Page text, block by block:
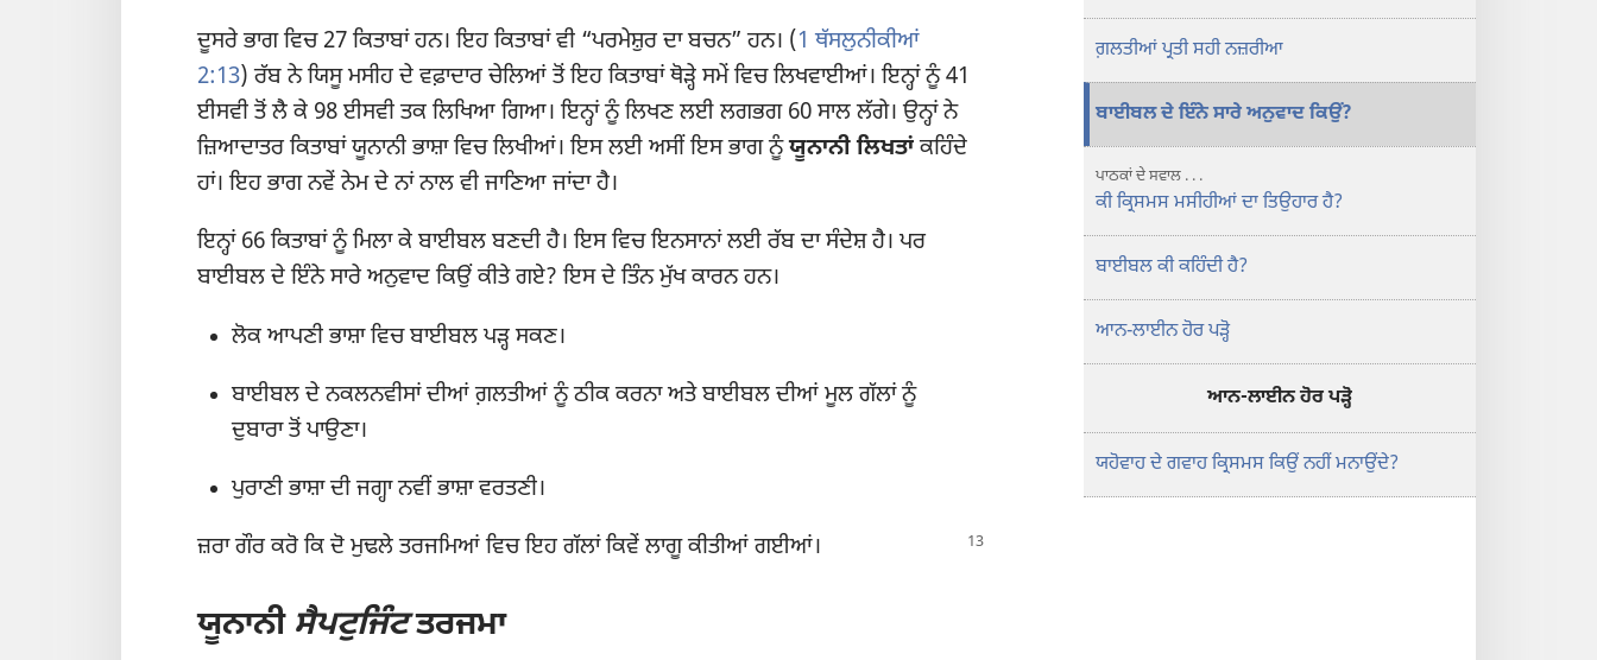
ਦੂਸਰੇ ਭਾਗ ਵਿਚ 27 ਕਿਤਾਬਾਂ ਹਨ। ਇਹ ਕਿਤਾਬਾਂ ਵੀ “ਪਰਮੇਸ਼ੁਰ ਦਾ ਬਚਨ” ਹਨ। (1 ਥੱਸਲੁਨੀਕੀਆਂ
2:13) ਰੱਬ ਨੇ ਯਿਸੂ ਮਸੀਹ ਦੇ ਵਫ਼ਾਦਾਰ ਚੇਲਿਆਂ ਤੋਂ ਇਹ ਕਿਤਾਬਾਂ ਥੋੜ੍ਹੇ ਸਮੇਂ ਵਿਚ ਲਿਖਵਾਈਆਂ। ਇਨ੍ਹਾਂ ਨੂੰ 41
ਈਸਵੀ ਤੋਂ ਲੈ ਕੇ 98 ਈਸਵੀ ਤਕ ਲਿਖਿਆ ਗਿਆ। ਇਨ੍ਹਾਂ ਨੂੰ ਲਿਖਣ ਲਈ ਲਗਭਗ 60 ਸਾਲ ਲੱਗੇ। ਉਨ੍ਹਾਂ ਨੇ
ਜ਼ਿਆਦਾਤਰ ਕਿਤਾਬਾਂ ਯੂਨਾਨੀ ਭਾਸ਼ਾ ਵਿਚ ਲਿਖੀਆਂ। ਇਸ ਲਈ ਅਸੀਂ ਇਸ ਭਾਗ ਨੂੰਯੂਨਾਨੀ ਲਿਖਤਾਂਕਹਿੰਦੇ
ਹਾਂ। ਇਹ ਭਾਗ ਨਵੇਂ ਨੇਮ ਦੇ ਨਾਂ ਨਾਲ ਵੀ ਜਾਣਿਆ ਜਾਂਦਾ ਹੈ।
ਇਨ੍ਹਾਂ 66 ਕਿਤਾਬਾਂ ਨੂੰ ਮਿਲਾ ਕੇ ਬਾਈਬਲ ਬਣਦੀ ਹੈ। ਇਸ ਵਿਚ ਇਨਸਾਨਾਂ ਲਈ ਰੱਬ ਦਾ ਸੰਦੇਸ਼ ਹੈ। ਪਰ
ਬਾਈਬਲ ਦੇ ਇੰਨੇ ਸਾਰੇ ਅਨੁਵਾਦ ਕਿਉਂ ਕੀਤੇ ਗਏ? ਇਸ ਦੇ ਤਿੰਨ ਮੁੱਖ ਕਾਰਨ ਹਨ।
ਲੋਕ ਆਪਣੀ ਭਾਸ਼ਾ ਵਿਚ ਬਾਈਬਲ ਪੜ੍ਹ ਸਕਣ।
ਬਾਈਬਲ ਦੇ ਨਕਲਨਵੀਸਾਂ ਦੀਆਂ ਗ਼ਲਤੀਆਂ ਨੂੰ ਠੀਕ ਕਰਨਾ ਅਤੇ ਬਾਈਬਲ ਦੀਆਂ ਮੂਲ ਗੱਲਾਂ ਨੂੰ
ਦੁਬਾਰਾ ਤੋਂ ਪਾਉਣਾ।
ਪੁਰਾਣੀ ਭਾਸ਼ਾ ਦੀ ਜਗ੍ਹਾ ਨਵੀਂ ਭਾਸ਼ਾ ਵਰਤਣੀ।
ਜ਼ਰਾ ਗੌਰ ਕਰੋ ਕਿ ਦੋ ਮੁਢਲੇ ਤਰਜਮਿਆਂ ਵਿਚ ਇਹ ਗੱਲਾਂ ਕਿਵੇਂ ਲਾਗੂ ਕੀਤੀਆਂ ਗਈਆਂ।
ਯੂਨਾਨੀ ਸੈਪਟੁਜਿੰਟਤਰਜਮਾ
ਗ਼ਲਤੀਆਂ ਪ੍ਰਤੀ ਸਹੀ ਨਜ਼ਰੀਆ
ਬਾਈਬਲ ਦੇ ਇੰਨੇ ਸਾਰੇ ਅਨੁਵਾਦ ਕਿਉਂ?
ਪਾਠਕਾਂ ਦੇ ਸਵਾਲ . . .
ਕੀ ਕ੍ਰਿਸਮਸ ਮਸੀਹੀਆਂ ਦਾ ਤਿਉਹਾਰ ਹੈ?
ਬਾਈਬਲ ਕੀ ਕਹਿੰਦੀ ਹੈ?
ਆਨ-ਲਾਈਨ ਹੋਰ ਪੜ੍ਹੋ
ਆਨ-ਲਾਈਨ ਹੋਰ ਪੜ੍ਹੋ
ਯਹੋਵਾਹ ਦੇ ਗਵਾਹ ਕ੍ਰਿਸਮਸ ਕਿਉਂ ਨਹੀਂ ਮਨਾਉਂਦੇ?